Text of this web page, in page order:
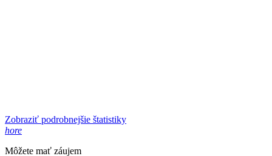
Zobraziť podrobnejšie štatistiky
hore
Môžete mať záujem